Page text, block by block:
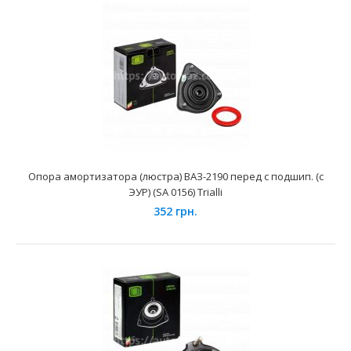
Опора амортизатора (люстра) ВАЗ-2170 с подшипником
(SA 503) Trialli
580 грн.
Применение на автомобилях семейства ВАЗ-2170, 2171,
Опора амортизатора (люстра) ВАЗ-2190 перед с подшип. (с
ЭУР) (SA 0156) Trialli
352 грн.